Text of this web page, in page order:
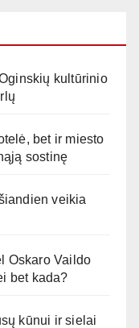
kultūrinio
bet ir miesto
sostinę
veikia
Oskaro Vaildo
bet kada?
kūnui ir sielai